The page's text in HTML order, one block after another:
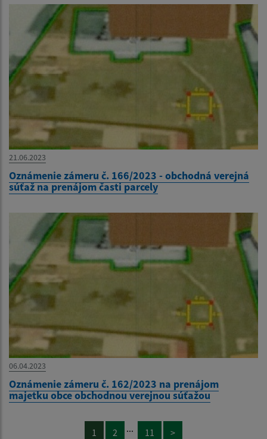
21.06.2023
Oznámenie zámeru č. 166/2023 - obchodná verejná
súťaž na prenájom časti parcely
06.04.2023
Oznámenie zámeru č. 162/2023 na prenájom
majetku obce obchodnou verejnou súťažou
1 2 ... 11 >